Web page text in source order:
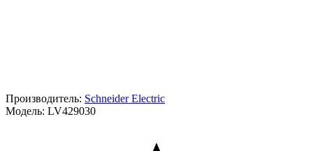
Производитель: Schneider Electric
Модель: LV429030